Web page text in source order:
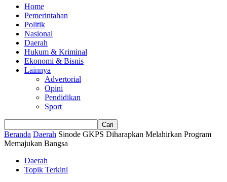
Home
Pemerintahan
Politik
Nasional
Daerah
Hukum & Kriminal
Ekonomi & Bisnis
Lainnya
Advertorial
Opini
Pendidikan
Sport
Beranda Daerah Sinode GKPS Diharapkan Melahirkan Program
Memajukan Bangsa
Daerah
Topik Terkini